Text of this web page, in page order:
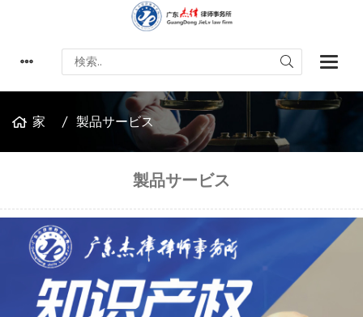
家 製品サービス
製品サービス